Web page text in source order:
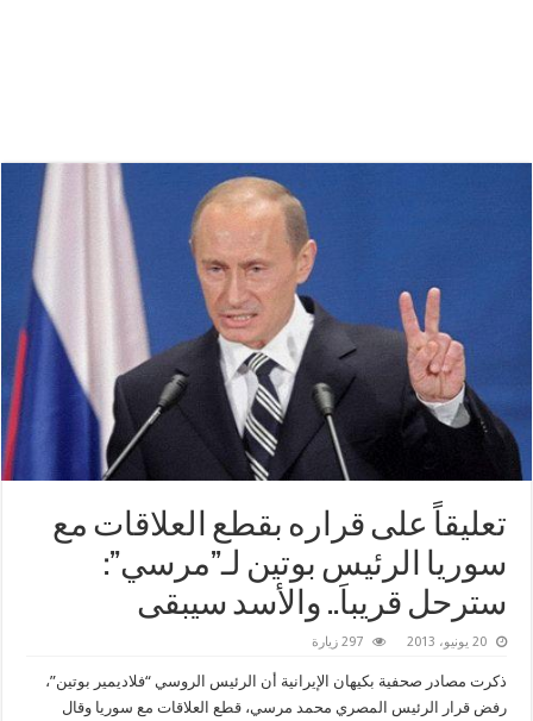
تعليقاً على قراره بقطع العلاقات مع
سوريا الرئيس بوتين لـ”مرسي”:
سترحل قريباَ.. والأسد سيبقى
20 يونيو، 2013 297 زيارة
ذكرت مصادر صحفية بكيهان الإيرانية أن الرئيس الروسي “فلاديمير بوتين”،
رفض قرار الرئيس المصري محمد مرسي، قطع العلاقات مع سوريا وقال